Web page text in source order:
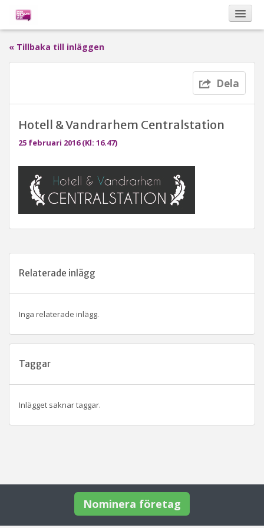
Sponsorer
Vinnare
« Tillbaka till inläggen
Dela
Hotell & Vandrarhem Centralstation
25 februari 2016 (Kl: 16.47)
Relaterade inlägg
Inga relaterade inlägg.
Taggar
Inlägget saknar taggar.
Nominera företag